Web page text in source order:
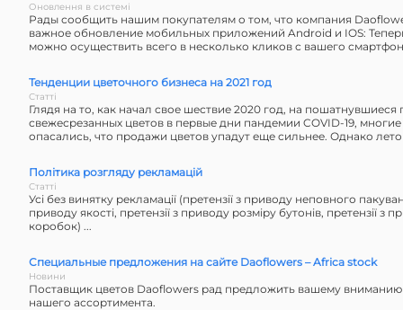
Оновлення в системі
Рады сообщить нашим покупателям о том, что компания
важное обновление мобильных приложений Android и IOS:
можно осуществить всего в несколько кликов с вашего
Тенденции цветочного бизнеса на 2021 год
Статті
Глядя на то, как начал свое шествие 2020 год, на
свежесрезанных цветов в первые дни пандемии COVID-19,
опасались, что продажи цветов упадут еще сильнее. Однако
Політика розгляду рекламацій
Статті
Усі без винятку рекламації (претензії з приводу неповного
приводу якості, претензії з приводу розміру бутонів, претензії з
коробок) ...
Специальные предложения на сайте Daoflowers – Africa stock
Новини
Поставщик цветов Daoflowers рад предложить вашему
нашего ассортимента.